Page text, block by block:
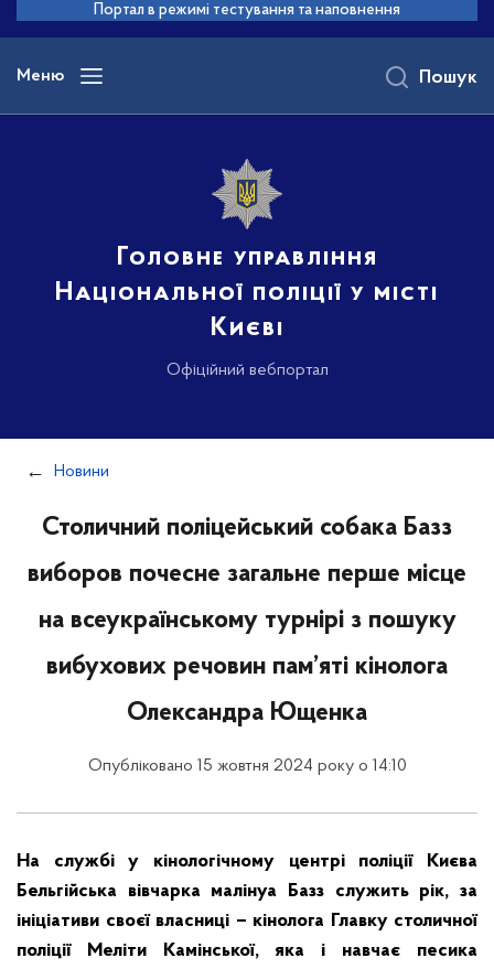
основного
вмісту
Портал в режимі тестування та наповнення
Меню
Головне управління
Національної поліції у місті
Києві
Офіційний вебпортал
Пошук
Новини
Столичний поліцейський собака Базз
виборов почесне загальне перше місце
на всеукраїнському турнірі з пошуку
вибухових речовин пам’яті кінолога
Олександра Ющенка
Опубліковано 15 жовтня 2024 року о 14:10
На службі у кінологічному центрі поліції Києва
Бельгійська вівчарка малінуа Базз служить рік, за
ініціативи своєї власниці – кінолога Главку столичної
поліції Меліти Камінської, яка і навчає песика